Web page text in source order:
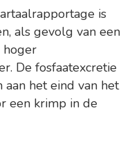
is
als gevolg van een
hoger
De fosfaatexcretie
het eind van het
een krimp in de